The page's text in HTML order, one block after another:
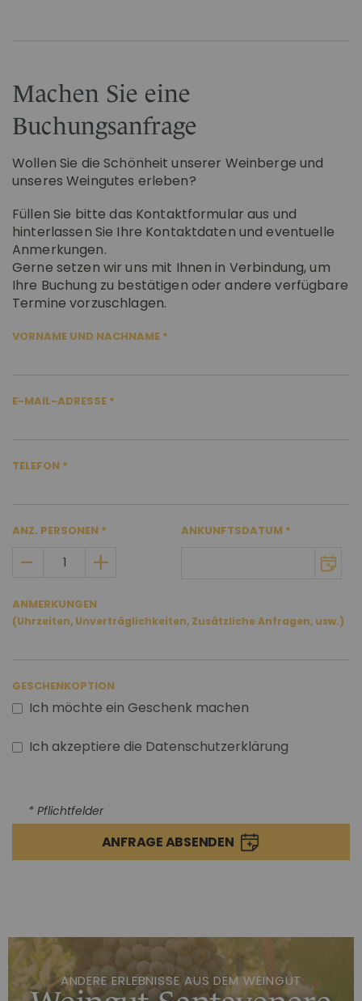
Machen Sie eine
Buchungsanfrage
Wollen Sie die Schönheit unserer Weinberge und
unseres Weingutes erleben?
Füllen Sie bitte das Kontaktformular aus und
hinterlassen Sie Ihre Kontaktdaten und eventuelle
Anmerkungen.
Gerne setzen wir uns mit Ihnen in Verbindung, um
Ihre Buchung zu bestätigen oder andere verfügbare
Termine vorzuschlagen.
VORNAME UND NACHNAME
E-MAIL-ADRESSE
TELEFON
ANZ. PERSONEN ANKUNFTSDATUM
ANMERKUNGEN
(Uhrzeiten, Unverträglichkeiten, Zusätzliche Anfragen, usw.)
GESCHENKOPTION
Ich möchte ein Geschenk machen
Ich akzeptiere die Datenschutzerklärung
* Pflichtfelder
ANFRAGE ABSENDEN
ANDERE ERLEBNISSE AUS DEM WEINGUT